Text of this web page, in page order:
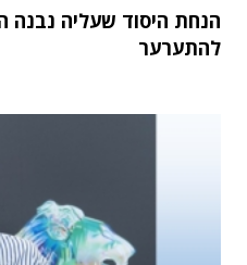
הנחת היסוד שעליה נבנה
להתערער